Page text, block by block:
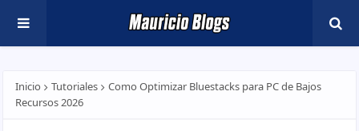
Inicio Tutoriales
Como Optimizar Bluestacks para PC de Bajos
Recursos 2026